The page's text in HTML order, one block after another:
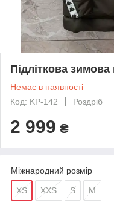
Підліткова
Немає в наявності
Код: KP-142
Роздріб
2 999 ₴
Міжнародний розмір
XS XXS S M